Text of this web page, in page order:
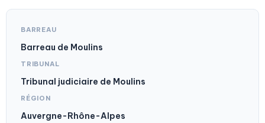
BARREAU
Barreau de Moulins
TRIBUNAL
Tribunal judiciaire de Moulins
RÉGION
Auvergne-Rhône-Alpes